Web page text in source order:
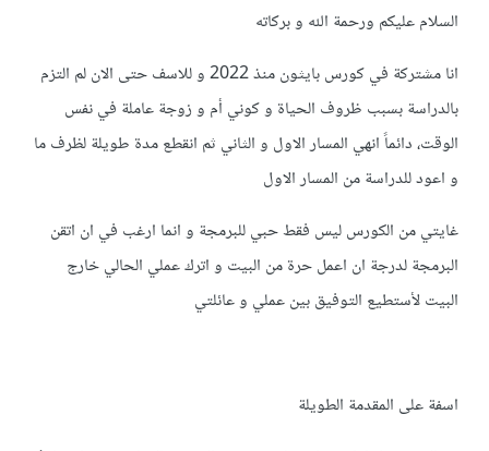
السلام عليكم ورحمة الله و بركاته
انا مشتركة في كورس بايثون منذ 2022 و للاسف حتى الان لم التزم
بالدراسة بسبب ظروف الحياة و كوني أم و زوجة عاملة في نفس
الوقت، دائماً انهي المسار الاول و الثاني ثم انقطع مدة طويلة لظرف ما
و اعود للدراسة من المسار الاول
غايتي من الكورس ليس فقط حبي للبرمجة و انما ارغب في ان اتقن
البرمجة لدرجة ان اعمل حرة من البيت و اترك عملي الحالي خارج
البيت لأستطيع التوفيق بين عملي و عائلتي
اسفة على المقدمة الطويلة